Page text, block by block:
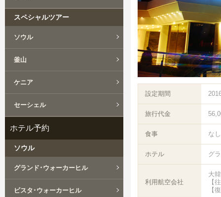
設定期間
旅行代金
食事 なし
ホテル グ
利用航空会社
大
【
【
スペシャルツアー
ソウル
釜山
ケニア
セーシェル
ホテル予約
ソウル
グランド･ウォーカーヒル
ビスタ･ウォーカーヒル